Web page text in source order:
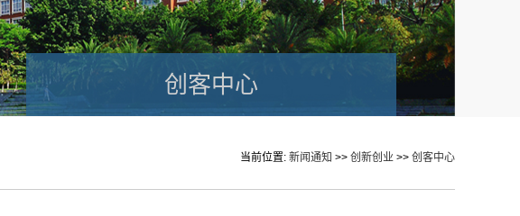
创客中心
当前位置: 新闻通知 >> 创新创业 >> 创客中心